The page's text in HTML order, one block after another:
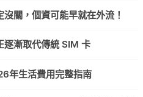
關，個資可能早就在外流！
逐漸取代傳統 SIM 卡
年生活費用完整指南